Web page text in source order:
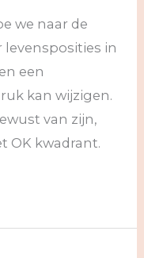
we naar de
levensposities in
een
kan wijzigen.
van zijn,
OK kwadrant.